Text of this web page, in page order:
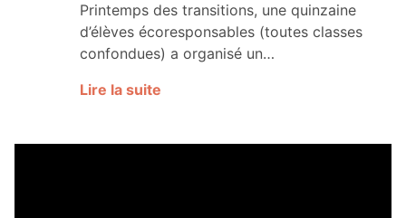
Printemps des transitions, une quinzaine
d’élèves écoresponsables (toutes classes
confondues) a organisé un…
Lire la suite